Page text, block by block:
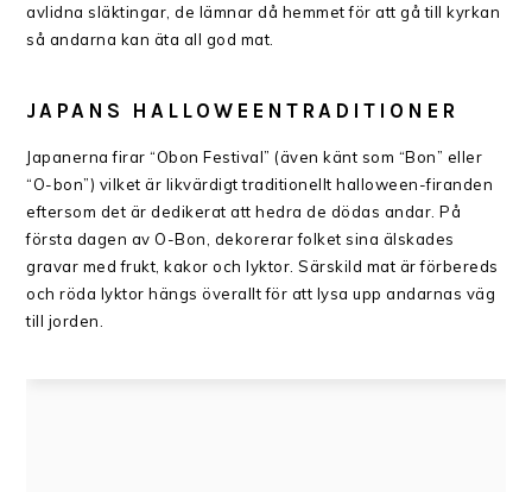
avlidna släktingar, de lämnar då hemmet för att gå till kyrkan
så andarna kan äta all god mat.
JAPANS HALLOWEENTRADITIONER
Japanerna firar “Obon Festival” (även känt som “Bon” eller
“O-bon”) vilket är likvärdigt traditionellt halloween-firanden
eftersom det är dedikerat att hedra de dödas andar. På
första dagen av O-Bon, dekorerar folket sina älskades
gravar med frukt, kakor och lyktor. Särskild mat är förbereds
och röda lyktor hängs överallt för att lysa upp andarnas väg
till jorden.